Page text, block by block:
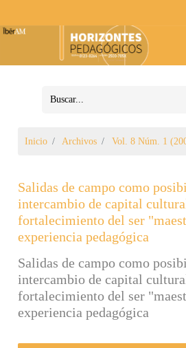
Inicio Archivos Vol. 8 Núm. 1
Salidas de campo como
intercambio de capital
fortalecimiento del ser
experiencia pedagógica
Salidas de campo como
intercambio de capital
fortalecimiento del ser
experiencia pedagógica